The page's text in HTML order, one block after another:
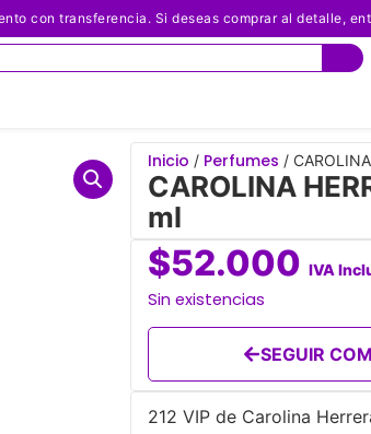
con transferencia. Si deseas comprar al detalle,
Inicio / Perfumes /
CAROLINA
ml
$52.000 IVA
Sin existencias
SEGUIR
212 VIP de Carolina